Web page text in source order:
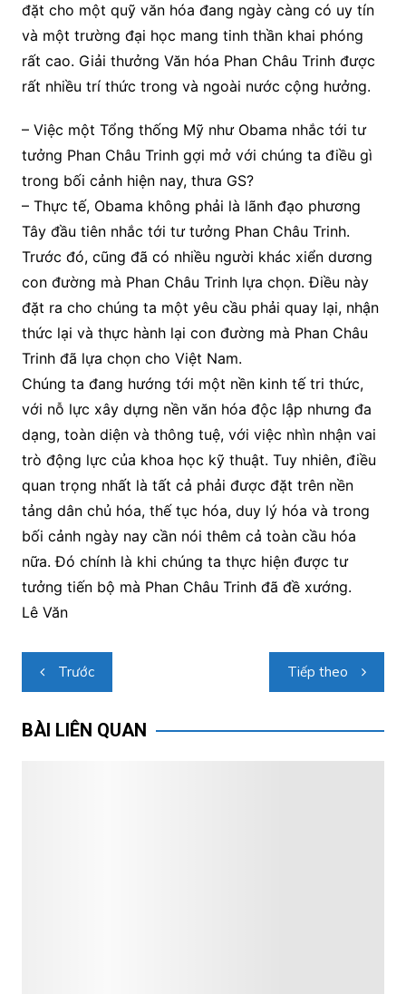
đặt cho một quỹ văn hóa đang ngày càng có uy tín
và một trường đại học mang tinh thần khai phóng
rất cao. Giải thưởng Văn hóa Phan Châu Trinh được
rất nhiều trí thức trong và ngoài nước cộng hưởng.
– Việc một Tổng thống Mỹ như Obama nhắc tới tư
tưởng Phan Châu Trinh gợi mở với chúng ta điều gì
trong bối cảnh hiện nay, thưa GS?
– Thực tế, Obama không phải là lãnh đạo phương
Tây đầu tiên nhắc tới tư tưởng Phan Châu Trinh.
Trước đó, cũng đã có nhiều người khác xiển dương
con đường mà Phan Châu Trinh lựa chọn. Điều này
đặt ra cho chúng ta một yêu cầu phải quay lại, nhận
thức lại và thực hành lại con đường mà Phan Châu
Trinh đã lựa chọn cho Việt Nam.
Chúng ta đang hướng tới một nền kinh tế tri thức,
với nỗ lực xây dựng nền văn hóa độc lập nhưng đa
dạng, toàn diện và thông tuệ, với việc nhìn nhận vai
trò động lực của khoa học kỹ thuật. Tuy nhiên, điều
quan trọng nhất là tất cả phải được đặt trên nền
tảng dân chủ hóa, thế tục hóa, duy lý hóa và trong
bối cảnh ngày nay cần nói thêm cả toàn cầu hóa
nữa. Đó chính là khi chúng ta thực hiện được tư
tưởng tiến bộ mà Phan Châu Trinh đã đề xướng.
Lê Văn
Điều
hướng
bài
Trước Tiếp theo
BÀI LIÊN QUAN